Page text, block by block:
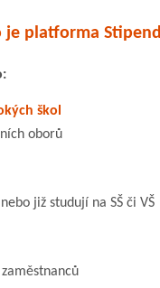
je platforma
škol
oborů
již studují na SŠ či VŠ